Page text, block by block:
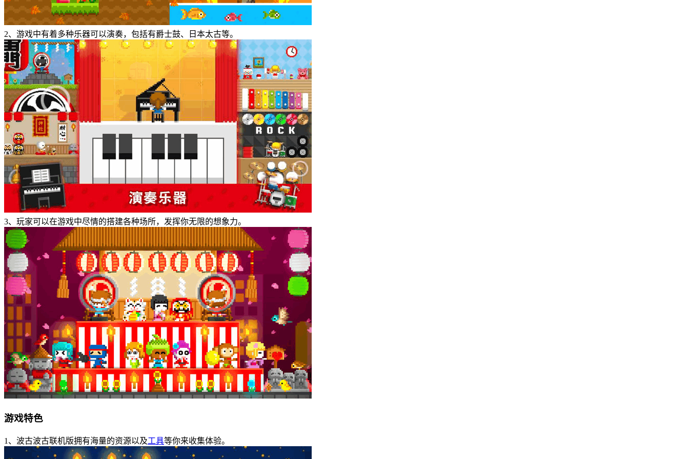
2、游戏中有着多种乐器可以演奏，包括有爵士鼓、日本太古等。
3、玩家可以在游戏中尽情的搭建各种场所，发挥你无限的想象力。
游戏特色
1、波古波古联机版拥有海量的资源以及工具等你来收集体验。